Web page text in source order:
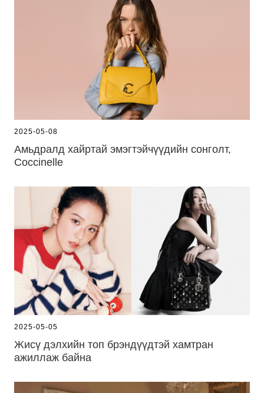
2025-05-08
Амьдралд хайртай эмэгтэйчүүдийн сонголт,
Coccinelle
2025-05-05
Жисү дэлхийн топ брэндүүдтэй хамтран
ажиллаж байна